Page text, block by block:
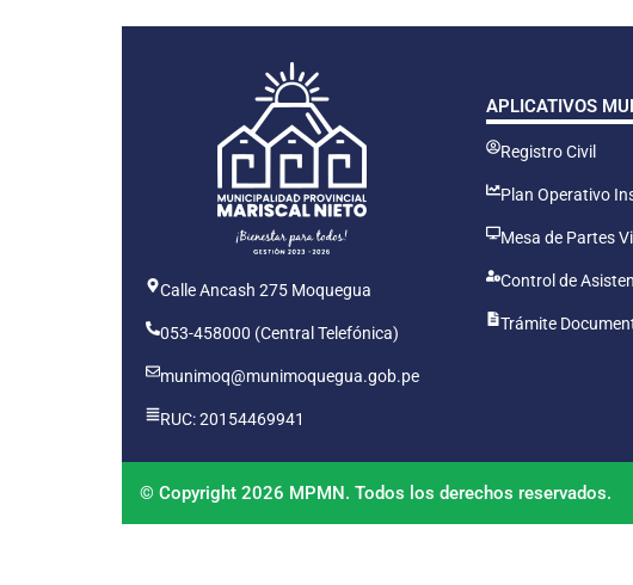
Calle Ancash 275 Moquegua
053-458000 (Central Telefónica)
munimoq@munimoquegua.gob.pe
RUC: 20154469941
APLICATIVOS
Registro Civil
Plan Operativo
Mesa de Partes
Control de
Trámite
© Copyright 2026 MPMN. Todos los derechos reservados.